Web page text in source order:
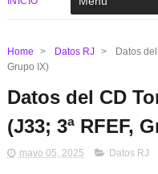
Home > Datos RJ >
Datos
Grupo IX)
Datos del CD
(J33; 3ª RFEF,
mayo 05, 2025 Datos RJ